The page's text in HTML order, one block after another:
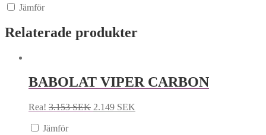
Jämför
Relaterade produkter
BABOLAT VIPER CARBON
Rea! 3.153SEK 2.149 SEK
Jämför